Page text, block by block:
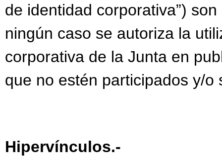
de identidad corporativa”)
ningún caso se autoriza la
corporativa de la Junta en
que no estén participados y/
Hipervínculos.-